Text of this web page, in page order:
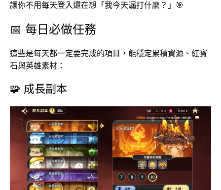
讓你不用每天登入還在想「我今天漏打什麼？」🎯
📅 每日必做任務
這些是每天都一定要完成的項目，能穩定累積資源、紅寶
石與英雄素材：
🧩 成長副本